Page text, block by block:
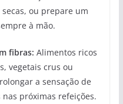
ou prepare um
à mão.
fibras: Alimentos ricos
vegetais crus ou
a sensação de
próximas refeições.